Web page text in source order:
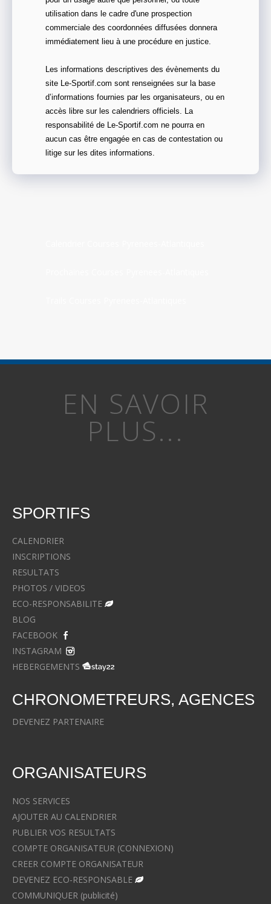
utilisation dans le cadre d'une prospection
commerciale des coordonnées diffusées donnera
immédiatement lieu à une procédure en justice.
Les informations descriptives des évènements du
site Le-Sportif.com sont renseignées sur la base
d’informations fournies par les organisateurs, ou en
accès libre sur les calendriers officiels. La
responsabilité de Le-Sportif.com ne pourra en
aucun cas être engagée en cas de contestation ou
litige sur les dites informations.
EN SAVOIR
PLUS...
SPORTIFS
CALENDRIER
INSCRIPTIONS
RESULTATS
PHOTOS / VIDEOS
ECO-RESPONSABILITE
BLOG
FACEBOOK
INSTAGRAM
HEBERGEMENTS
CHRONOMETREURS, AGENCES
DEVENEZ PARTENAIRE
ORGANISATEURS
NOS SERVICES
AJOUTER AU CALENDRIER
PUBLIER VOS RESULTATS
COMPTE ORGANISATEUR (CONNEXION)
CREER COMPTE ORGANISATEUR
DEVENEZ ECO-RESPONSABLE
COMMUNIQUER (publicité)